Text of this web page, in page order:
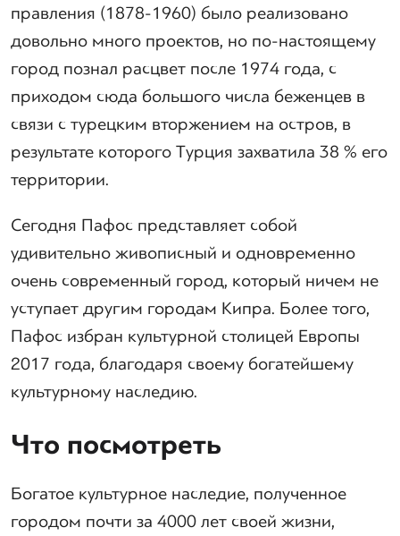
правления (1878-1960) было реализовано
довольно много проектов, но по-настоящему
город познал расцвет после 1974 года, с
приходом сюда большого числа беженцев в
связи с турецким вторжением на остров, в
результате которого Турция захватила 38 % его
территории.
Сегодня Пафос представляет собой
удивительно живописный и одновременно
очень современный город, который ничем не
уступает другим городам Кипра. Более того,
Пафос избран культурной столицей Европы
2017 года, благодаря своему богатейшему
культурному наследию.
Что посмотреть
Богатое культурное наследие, полученное
городом почти за 4000 лет своей жизни,